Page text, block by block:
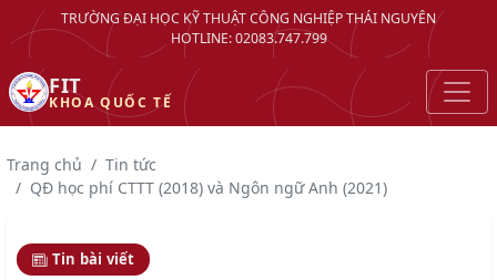
TRƯỜNG ĐẠI HỌC KỸ THUẬT CÔNG NGHIỆP THÁI NGUYÊN
HOTLINE: 02083.747.799
FIT
KHOA QUỐC TẾ
Trang chủ
Tin tức
QĐ học phí CTTT (2018) và Ngôn ngữ Anh (2021)
Tin bài viết